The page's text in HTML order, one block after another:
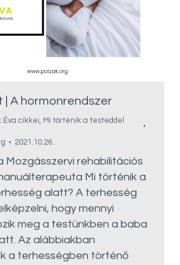
| A hormonrendszer
Éva cikkei, Mi történik a testeddel
2021.10.26.
Mozgásszervi rehabilitációs
Mi történik a
alatt? A terhesség
hogy mennyi
meg a testünkben a baba
Az alábbiakban
a terhességben történő